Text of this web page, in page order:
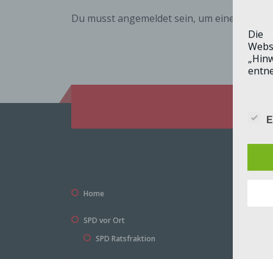
Du musst angemeldet sein, um einen
Home
SPD vor Ort
SPD Ratsfraktion
Die
Ihre